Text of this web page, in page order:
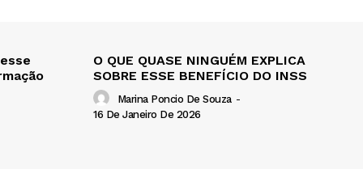
O QUE QUASE NINGUÉM EXPLICA
SOBRE ESSE BENEFÍCIO DO INSS
Marina Poncio De Souza -
16 De Janeiro De 2026